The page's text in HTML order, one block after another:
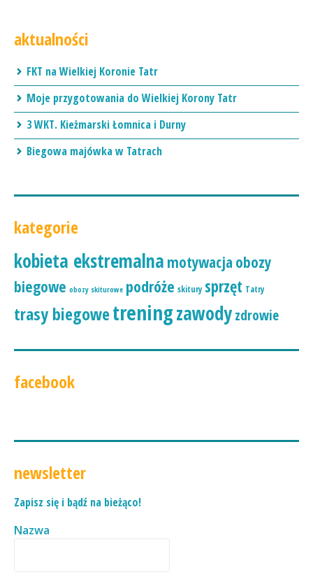
aktualności
FKT na Wielkiej Koronie Tatr
Moje przygotowania do Wielkiej Korony Tatr
3 WKT. Kieżmarski Łomnica i Durny
Biegowa majówka w Tatrach
kategorie
kobieta ekstremalna motywacja obozy
biegowe obozy skiturowe podróże skitury sprzęt Tatry
trasy biegowetreningzawodyzdrowie
facebook
newsletter
Zapisz się i bądź na bieżąco!
Nazwa